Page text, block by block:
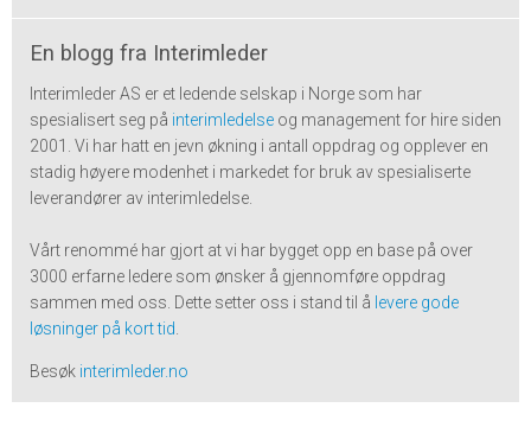
En blogg fra Interimleder
Interimleder AS er et ledende selskap i Norge som har
spesialisert seg på interimledelse og management for hire siden
2001. Vi har hatt en jevn økning i antall oppdrag og opplever en
stadig høyere modenhet i markedet for bruk av spesialiserte
leverandører av interimledelse.
Vårt renommé har gjort at vi har bygget opp en base på over
3000 erfarne ledere som ønsker å gjennomføre oppdrag
sammen med oss. Dette setter oss i stand til å levere gode
løsninger på kort tid
Besøk interimleder.no